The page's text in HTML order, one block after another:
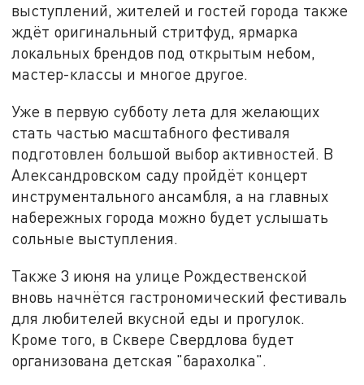
выступлений, жителей и гостей города также
ждёт оригинальный стритфуд, ярмарка
локальных брендов под открытым небом,
мастер-классы и многое другое.
Уже в первую субботу лета для желающих
стать частью масштабного фестиваля
подготовлен большой выбор активностей. В
Александровском саду пройдёт концерт
инструментального ансамбля, а на главных
набережных города можно будет услышать
сольные выступления.
Также 3 июня на улице Рождественской
вновь начнётся гастрономический фестиваль
для любителей вкусной еды и прогулок.
Кроме того, в Сквере Свердлова будет
организована детская "барахолка".